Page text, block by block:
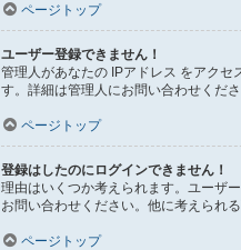
ページトップ
ユーザー登録できません！
管理人があなたの IPアドレス をアク
す。詳細は管理人にお問い合わせくださ
ページトップ
登録はしたのにログインできません！
理由はいくつか考えられます。ユーザ
お問い合わせください。他に考えられ
ページトップ